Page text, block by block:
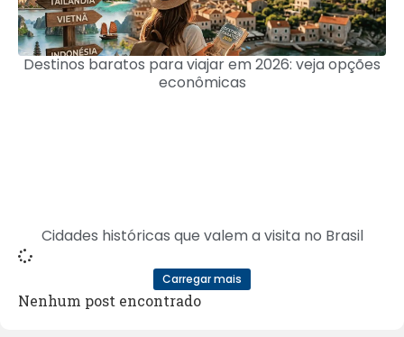
Destinos baratos para viajar em 2026: veja opções
econômicas
Cidades históricas que valem a visita no Brasil
Carregar mais
Nenhum post encontrado